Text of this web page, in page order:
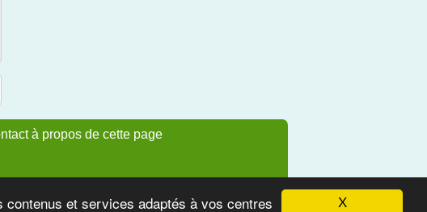
X
et services adaptés à vos centres
à propos de cette page